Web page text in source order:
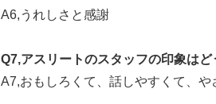
A6,うれしさと感謝
Q7,アスリートのスタッフの印象はど
A7,おもしろくて、話しやすくて、や